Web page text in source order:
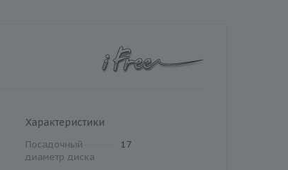
Характеристики
Посадочный
диаметр диска
17